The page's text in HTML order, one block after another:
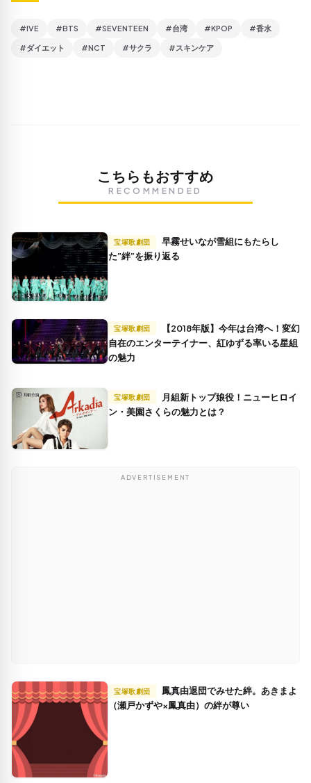
#IVE #BTS #SEVENTEEN #台湾 #KPOP #香水
#ダイエット #NCT #サクラ #スキンケア
こちらもおすすめ
RECOMMENDED
宝塚歌劇団
た”絆”を振り返る
宝塚歌劇団
自在のエンターテイナー、紅ゆずる率いる星組
の魅力
宝塚歌劇団
ン・美園さくらの魅力とは？
ADVERTISEMENT
宝塚歌劇団
（瀬戸かずや×鳳真由）の絆が尊い